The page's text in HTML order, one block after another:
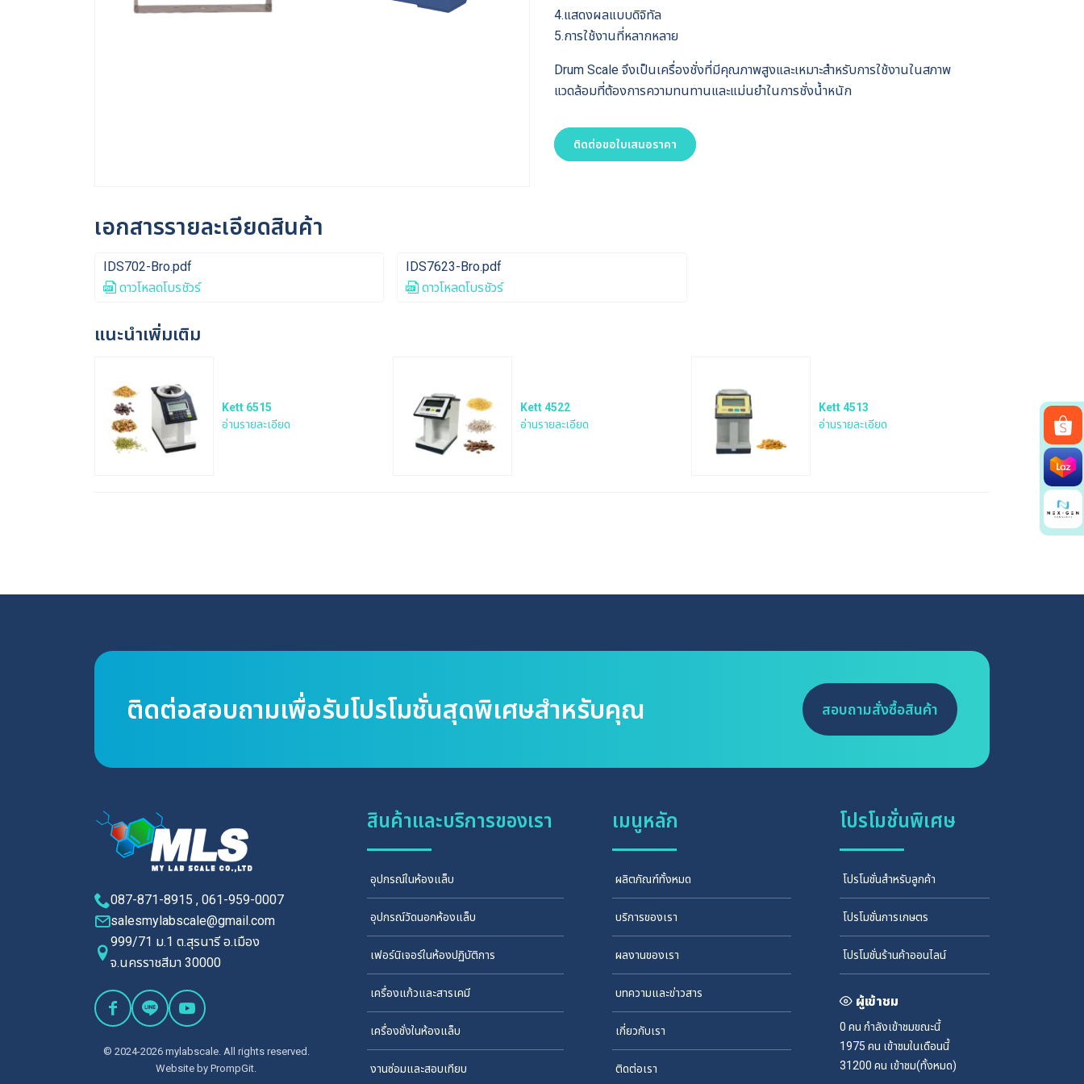
4.แสดงผลแบบดิจิทัล
5.การใช้งานที่หลากหลาย
Drum Scale จึงเป็นเครื่องชั่งที่มีคุณภาพสูงและเหมาะสำหรับการใช้งานในสภาพ
แวดล้อมที่ต้องการความทนทานและแม่นยำในการชั่งน้ำหนัก
ติดต่อขอใบเสนอราคา
เอกสารรายละเอียดสินค้า
IDS702-Bro.pdf
ดาวโหลดโบรชัวร์
IDS7623-Bro.pdf
ดาวโหลดโบรชัวร์
แนะนำเพิ่มเติม
Kett 6515
อ่านรายละเอียด
Kett 4522
อ่านรายละเอียด
Kett 4513
อ่านรายละเอียด
ติดต่อสอบถามเพื่อรับโปรโมชั่นสุดพิเศษสำหรับคุณ สอบถามสั่งซื้อสินค้า
087-871-8915 , 061-959-0007
salesmylabscale@gmail.com
999/71 ม.1 ต.สุรนารี อ.เมือง
จ.นครราชสีมา 30000
© 2024-2026 mylabscale. All rights reserved.
Website byPrompGit.
สินค้าและบริการของเรา
อุปกรณ์ในห้องแล็บ
อุปกรณ์วัดนอกห้องแล็บ
เฟอร์นิเจอร์ในห้องปฏิบัติการ
เครื่องแก้วและสารเคมี
เครื่องชั่งในห้องแล็บ
งานซ่อมและสอบเทียบ
เมนูหลัก
ผลิตภัณฑ์ทั้งหมด
บริการของเรา
ผลงานของเรา
บทความและข่าวสาร
เกี่ยวกับเรา
ติดต่อเรา
โปรโมชั่นพิเศษ
โปรโมชั่นสำหรับลูกค้า
โปรโมชั่นการเกษตร
โปรโมชั่นร้านค้าออนไลน์
ผู้เข้าชม
0 คน กำลังเข้าชมขณะนี้
1975 คน เข้าชมในเดือนนี้
31200 คน เข้าชม(ทั้งหมด)